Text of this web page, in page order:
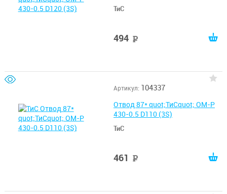
ТиС
494
Артикул: 104337
Отвод 87* quot;ТиСquot; ОМ-Р
430-0.5 D110 (3S)
ТиС
461